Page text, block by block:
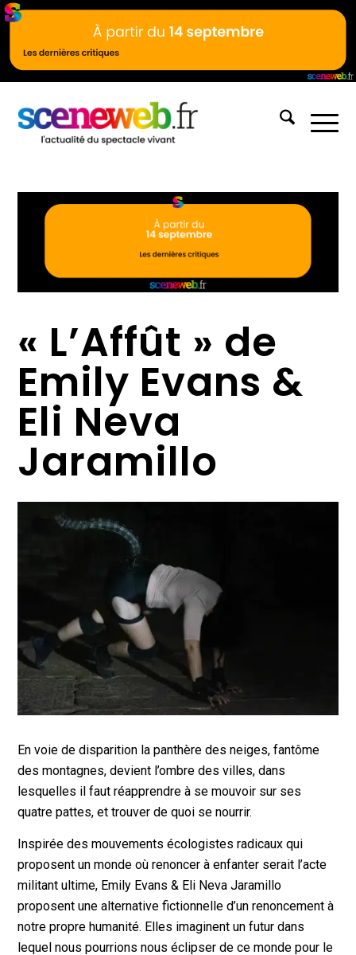
« L’Affût » de
Emily Evans &
Eli Neva
Jaramillo
En voie de disparition la panthère des neiges, fantôme
des montagnes, devient l’ombre des villes, dans
lesquelles il faut réapprendre à se mouvoir sur ses
quatre pattes, et trouver de quoi se nourrir.
Inspirée des mouvements écologistes radicaux qui
proposent un monde où renoncer à enfanter serait l’acte
militant ultime, Emily Evans & Eli Neva Jaramillo
proposent une alternative fictionnelle d’un renoncement à
notre propre humanité. Elles imaginent un futur dans
lequel nous pourrions nous éclipser de ce monde pour le